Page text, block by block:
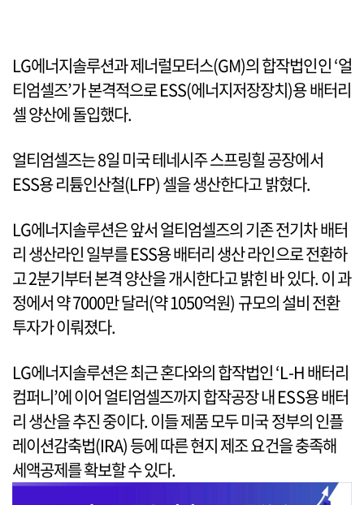
LG에너지솔루션과 제너럴모터스(GM)의 합작법인인 ‘얼
티엄셀즈’가 본격적으로 ESS(에너지저장장치)용 배터리
셀 양산에 돌입했다.
얼티엄셀즈는 8일 미국 테네시주 스프링힐 공장에서
ESS용 리튬인산철(LFP) 셀을 생산한다고 밝혔다.
LG에너지솔루션은 앞서 얼티엄셀즈의 기존 전기차 배터
리 생산라인 일부를 ESS용 배터리 생산 라인으로 전환하
고 2분기부터 본격 양산을 개시한다고 밝힌 바 있다. 이 과
정에서 약 7000만 달러(약 1050억원) 규모의 설비 전환
투자가 이뤄졌다.
LG에너지솔루션은 최근 혼다와의 합작법인 ‘L-H 배터리
컴퍼니’에 이어 얼티엄셀즈까지 합작공장 내 ESS용 배터
리 생산을 추진 중이다. 이들 제품 모두 미국 정부의 인플
레이션감축법(IRA) 등에 따른 현지 제조 요건을 충족해
세액공제를 확보할 수 있다.